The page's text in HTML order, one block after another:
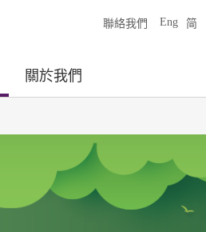
聯絡我們 Eng 简
關於我們